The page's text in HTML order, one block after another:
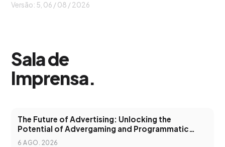
Versão: 5, 06 / 08 / 2026
Sala de
Imprensa.
The Future of Advertising: Unlocking the
Potential of Advergaming and Programmatic
Advertising
6 AGO. 2026